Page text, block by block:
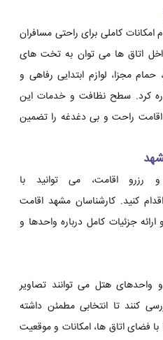
کاملی برای راحتی مسافران
اتاق ها می توان به تخت های
مجزا، لوازم ابتدایی رفاهی و
کرد. سطح نظافت و خدمات این
راحت و بی دغدغه را تضمین
رزرو اقامت، می توانید با
اقدام کنید. کارشناسان مشهد اقامت
جزئیات کامل درباره واحدها و
واحدهای هتل می توانند تصاویر
کنند تا انتخابی مطمئن داشته
فضای اتاق ها، امکانات و موقعیت